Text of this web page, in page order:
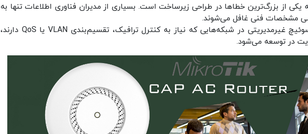
از بزرگ‌ترین خطاها در طراحی زیرساخت است. بسیاری از مدیران فناوری اطلاعات تنها به
مشخصات فنی غافل می‌شوند.
به عنوان مثال، استفاده از سوئیچ غیرمدیریتی در شبکه‌هایی که نیاز به کنترل ترافیک، تقسیم‌بندی VLAN یا QoS دارند،
در توسعه می‌شود.